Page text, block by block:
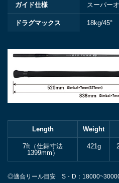
ガイド仕様 スーパー
ドラグマックス 18kg/45°
Length Weight
7ft（仕舞寸法
1399mm）
421g
◎適合リール目安 S・D：